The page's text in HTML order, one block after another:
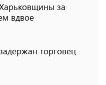
за
вдвое
торговец